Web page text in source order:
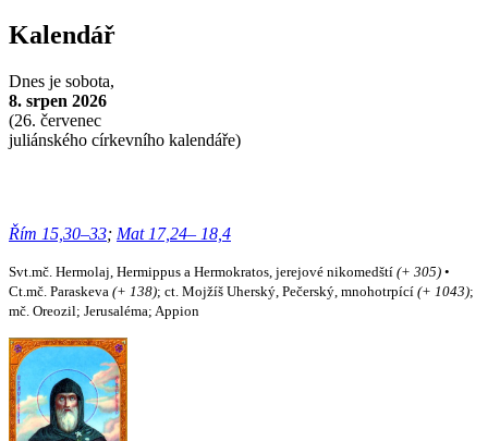
Kalendář
Dnes je sobota,
8. srpen 2026
(26. červenec
juliánského církevního kalendáře)
Řím 15,30–33; Mat 17,24– 18,4
Svt.mč. Hermolaj, Hermippus a Hermokratos, jerejové nikomedští (+ 305) •
Ct.mč. Paraskeva (+ 138); ct. Mojžíš Uherský, Pečerský, mnohotrpící (+ 1043);
mč. Oreozil; Jerusaléma; Appion